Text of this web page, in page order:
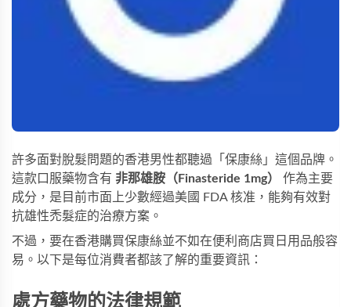
許多面對脫髮問題的香港男性都聽過「保康絲」這個品牌。
這款口服藥物含有 非那雄胺（Finasteride 1mg）
作為主要
成分，是目前市面上少數經過美國 FDA 核准，能夠有效對
抗雄性禿髮症的治療方案。
不過，要在香港購買保康絲並不如在便利商店買日用品般容
易。以下是每位消費者都該了解的重要資訊：
處方藥物的法律規範